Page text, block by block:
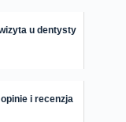
u dentysty
i recenzja